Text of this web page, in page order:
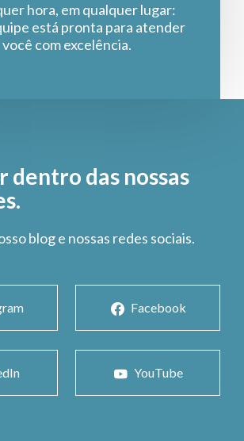
hora, em qualquer lugar:
está pronta para atender
você com excelência.
dentro das nossas
blog e nossas redes sociais.
Facebook
YouTube